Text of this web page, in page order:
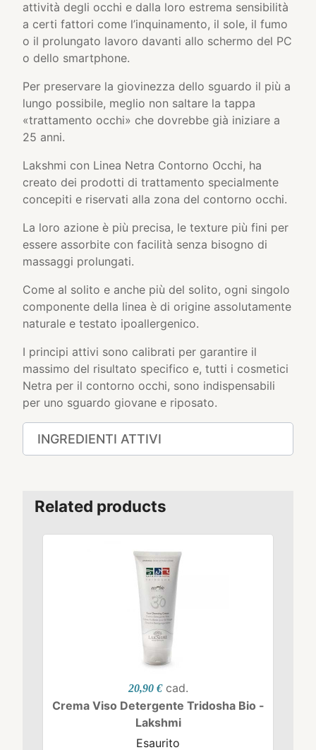
attività degli occhi e dalla loro estrema sensibilità
a certi fattori come l’inquinamento, il sole, il fumo
o il prolungato lavoro davanti allo schermo del PC
o dello smartphone.
Per preservare la giovinezza dello sguardo il più a
lungo possibile, meglio non saltare la tappa
«trattamento occhi» che dovrebbe già iniziare a
25 anni.
Lakshmi con Linea Netra Contorno Occhi, ha
creato dei prodotti di trattamento specialmente
concepiti e riservati alla zona del contorno occhi.
La loro azione è più precisa, le texture più fini per
essere assorbite con facilità senza bisogno di
massaggi prolungati.
Come al solito e anche più del solito, ogni singolo
componente della linea è di origine assolutamente
naturale e testato ipoallergenico.
I principi attivi sono calibrati per garantire il
massimo del risultato specifico e, tutti i cosmetici
Netra per il contorno occhi, sono indispensabili
per uno sguardo giovane e riposato.
INGREDIENTI ATTIVI
Related products
20,90 € cad.
Crema Viso Detergente Tridosha Bio -
Lakshmi
Esaurito